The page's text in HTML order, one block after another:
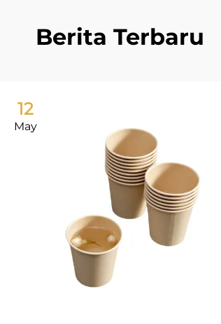
Berita Terbaru
12
May